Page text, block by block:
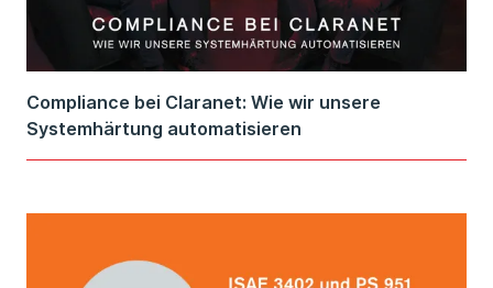
Compliance bei Claranet: Wie wir unsere
Systemhärtung automatisieren